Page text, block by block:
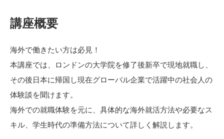
講座概要
海外で働きたい方は必見！
本講座では、ロンドンの大学院を修了後新卒で現地就職し、
その後日本に帰国し現在グローバル企業で活躍中の社会人の
体験談を聞けます。
海外での就職体験を元に、具体的な海外就活方法や必要なス
キル、学生時代の準備方法について詳しく解説します。